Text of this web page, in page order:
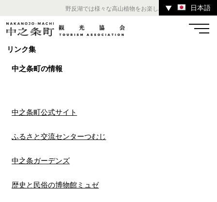
野反湖では様々な高山植物をお楽しみいただけます。
▼ 日本語
リンク集
中之条町の情報
中之条町公式サイト
ふるさと交流センターつむじ
中之条ガーデンズ
歴史と民俗の博物館ミュゼ